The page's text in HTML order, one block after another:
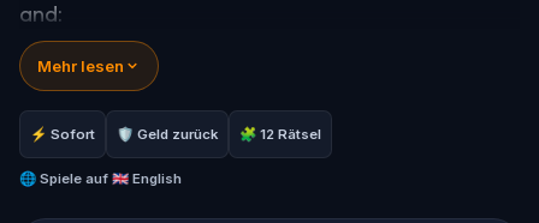
and:
📖 Jump into our all-new gripping narrative,
inspired by L. Frank Baum’s original Oz novel from
1900!
🤔 Try to outsmart the witch by cracking
immersive puzzles with friends, or tackle her
challenges solo, facing off against the
Mehr lesen
⚡ Sofort 🛡 Geld zurück 🧩 12 Rätsel
🌐 Spiele auf 🇬🇧 English